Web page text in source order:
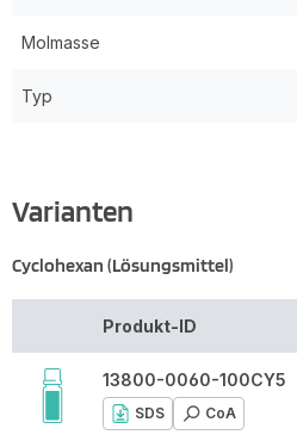
Molmasse
Typ
Varianten
Cyclohexan (Lösungsmittel)
Produkt-ID
13800-0060-100CY5
SDS CoA